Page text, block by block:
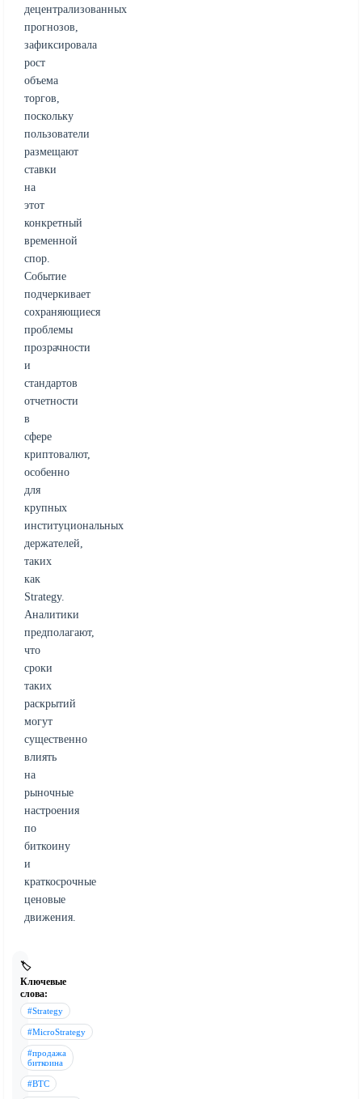
децентрализованных
прогнозов,
зафиксировала
рост
объема
торгов,
поскольку
пользователи
размещают
ставки
на
этот
конкретный
временной
спор.
Событие
подчеркивает
сохраняющиеся
проблемы
прозрачности
и
стандартов
отчетности
в
сфере
криптовалют,
особенно
для
крупных
институциональных
держателей,
таких
как
Strategy.
Аналитики
предполагают,
что
сроки
таких
раскрытий
могут
существенно
влиять
на
рыночные
настроения
по
биткоину
и
краткосрочные
ценовые
движения.
🏷️
Ключевые
слова:
#Strategy
#MicroStrategy
#продажа
биткоина
#BTC